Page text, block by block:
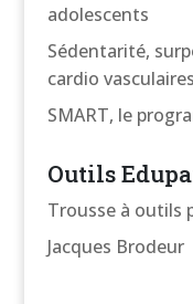
adolescents
Sédentarité,
cardio
SMART, le
Outils
Trousse à outils
Jacques Brodeur